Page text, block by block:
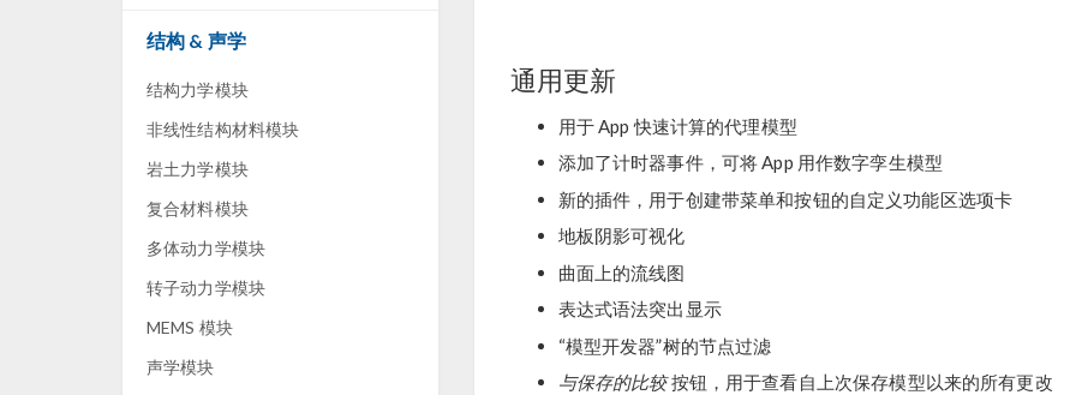
结构 & 声学
结构力学模块
非线性结构材料模块
岩土力学模块
复合材料模块
多体动力学模块
转子动力学模块
MEMS 模块
声学模块
通用更新
用于 App 快速计算的代理模型
添加了计时器事件，可将 App 用作数字孪生模型
新的插件，用于创建带菜单和按钮的自定义功能区选项卡
地板阴影可视化
曲面上的流线图
表达式语法突出显示
“模型开发器”树的节点过滤
与保存的比较按钮，用于查看自上次保存模型以来的所有更改